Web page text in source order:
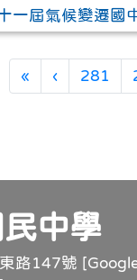
一屆氣候變遷國
«第一頁
‹上一頁
281
中學
路147號 [